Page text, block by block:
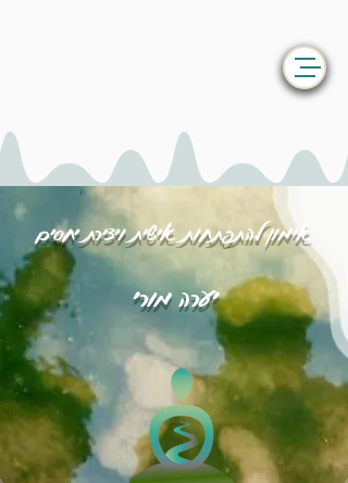
אימון להתפתחות אישית ויצירת יחסים
יערה מורי